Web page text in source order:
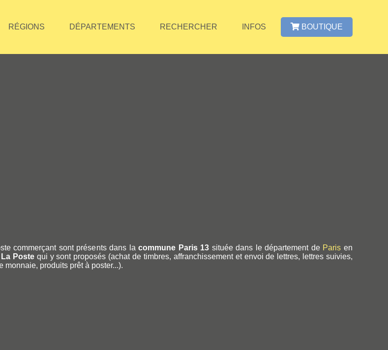
RÉGIONS DÉPARTEMENTS RECHERCHER INFOS BOUTIQUE
commerçant sont présents dans lacommune Paris 13 située dans le département de Paris en
Postequi y sont proposés (achat de timbres, affranchissement et envoi de lettres, lettres suivies,
monnaie, produits prêt à poster...).